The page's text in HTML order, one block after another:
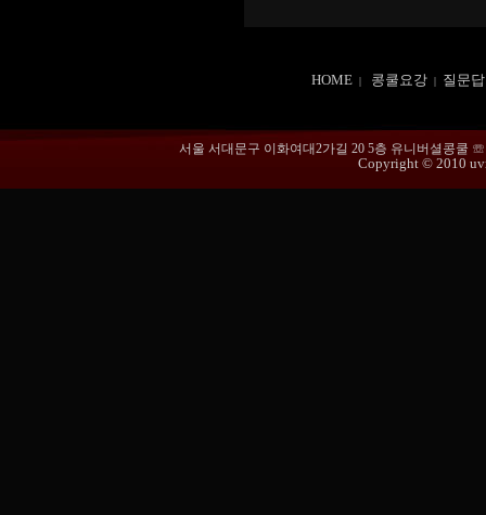
HOME | 콩쿨요강 | 질문
서울 서대문구 이화여대2가길 20 5층 유니버셜콩쿨 ☏
Copyright © 2010